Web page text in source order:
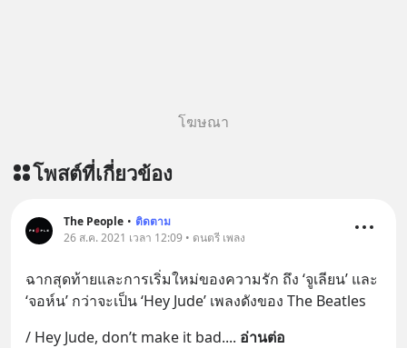
โฆษณา
โพสต์ที่เกี่ยวข้อง
The People • ติดตาม
26 ส.ค. 2021 เวลา 12:09 • ดนตรี เพลง
ฉากสุดท้ายและการเริ่มใหม่ของความรัก ถึง ‘จูเลียน’ และ
‘จอห์น’ กว่าจะเป็น ‘Hey Jude’ เพลงดังของ The Beatles
/ Hey Jude, don’t make it bad.... อ่านต่อ